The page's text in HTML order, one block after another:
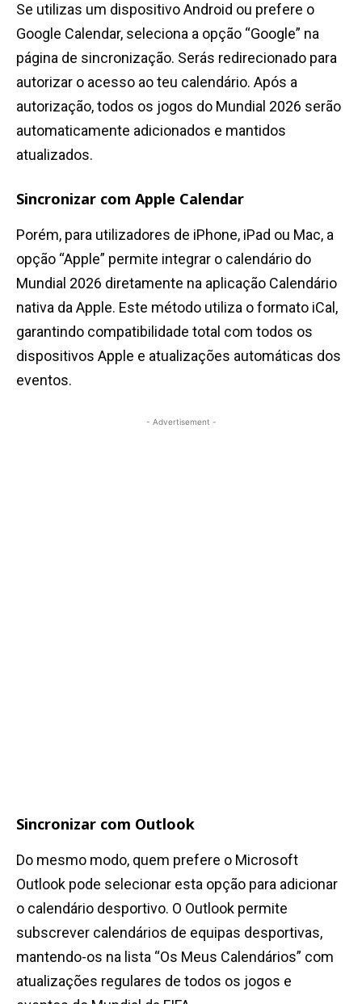
Se utilizas um dispositivo Android ou prefere o
Google Calendar, seleciona a opção “Google” na
página de sincronização. Serás redirecionado para
autorizar o acesso ao teu calendário. Após a
autorização, todos os jogos do Mundial 2026 serão
automaticamente adicionados e mantidos
atualizados.
Sincronizar com Apple Calendar
Porém, para utilizadores de iPhone, iPad ou Mac, a
opção “Apple” permite integrar o calendário do
Mundial 2026 diretamente na aplicação Calendário
nativa da Apple. Este método utiliza o formato iCal,
garantindo compatibilidade total com todos os
dispositivos Apple e atualizações automáticas dos
eventos.
- Advertisement -
Sincronizar com Outlook
Do mesmo modo, quem prefere o Microsoft
Outlook pode selecionar esta opção para adicionar
o calendário desportivo. O Outlook permite
subscrever calendários de equipas desportivas,
mantendo-os na lista “Os Meus Calendários” com
atualizações regulares de todos os jogos e